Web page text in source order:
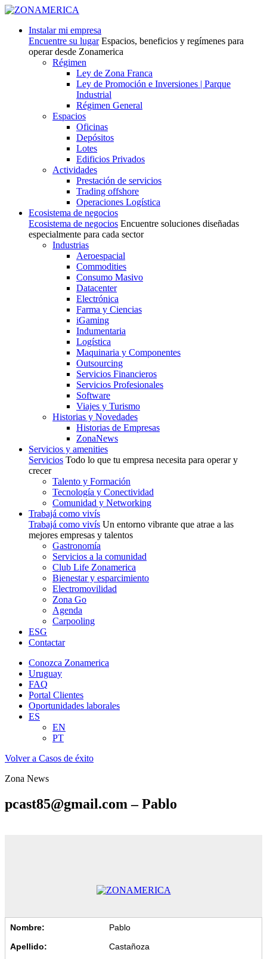
Instalar mi empresa
Encuentre su lugar Espacios, beneficios y regímenes para
operar desde Zonamerica
Régimen
Ley de Zona Franca
Ley de Promoción e Inversiones | Parque
Industrial
Régimen General
Espacios
Oficinas
Depósitos
Lotes
Edificios Privados
Actividades
Prestación de servicios
Trading offshore
Operaciones Logística
Ecosistema de negocios
Ecosistema de negocios Encuentre soluciones diseñadas
especialmente para cada sector
Industrias
Aeroespacial
Commodities
Consumo Masivo
Datacenter
Electrónica
Farma y Ciencias
iGaming
Indumentaria
Logística
Maquinaria y Componentes
Outsourcing
Servicios Financieros
Servicios Profesionales
Software
Viajes y Turismo
Historias y Novedades
Historias de Empresas
ZonaNews
Servicios y amenities
Servicios Todo lo que tu empresa necesita para operar y
crecer
Talento y Formación
Tecnología y Conectividad
Comunidad y Networking
Trabajá como vivís
Trabajá como vivís Un entorno vibrante que atrae a las
mejores empresas y talentos
Gastronomía
Servicios a la comunidad
Club Life Zonamerica
Bienestar y esparcimiento
Electromovilidad
Zona Go
Agenda
Carpooling
ESG
Contactar
Conozca Zonamerica
Uruguay
FAQ
Portal Clientes
Oportunidades laborales
ES
EN
PT
Volver a Casos de éxito
Zona News
pcast85@gmail.com – Pablo
Nombre:
Pablo
Apellido:
Castañoza